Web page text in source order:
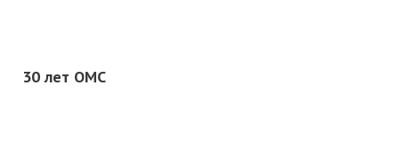
30 лет ОМС